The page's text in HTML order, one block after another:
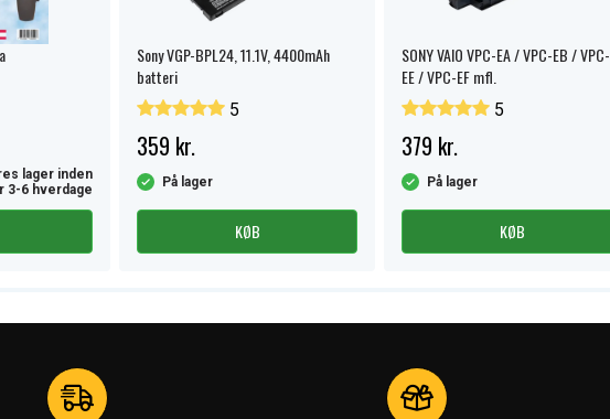
lager inden
3-6 hverdage
Sony VGP-BPL24, 11.1V, 4400mAh
batteri
5
359 kr.
På lager
KØB
SONY VAIO VPC-EA / VPC-EB / VPC-
EE / VPC-EF mfl.
5
379 kr.
På lager
KØB